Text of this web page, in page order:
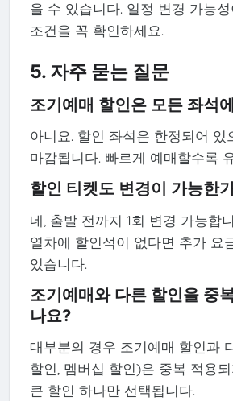
을 수 있습니다. 일정 변경 가능
조건을 꼭 확인하세요.
5. 자주 묻는 질문
조기예매 할인은 모든 좌석
아니요. 할인 좌석은 한정되어 있
마감됩니다. 빠르게 예매할수록
할인 티켓도 변경이 가능한
네, 출발 전까지 1회 변경 가능합
열차에 할인석이 없다면 추가 요
있습니다.
조기예매와 다른 할인을 중
나요?
대부분의 경우 조기예매 할인과
할인, 멤버십 할인)은 중복 적용
큰 할인 하나만 선택됩니다.